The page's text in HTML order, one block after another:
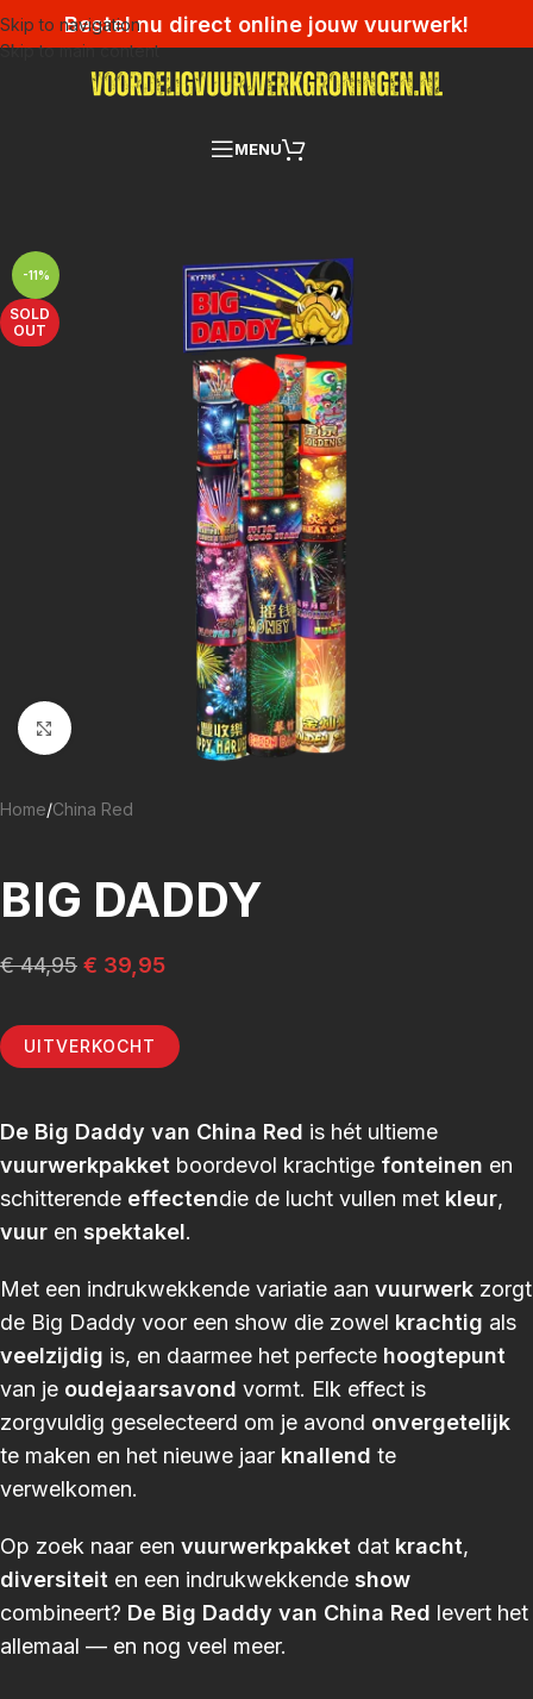
Skip to navigation
Skip to main content
Bestel nu direct online jouw vuurwerk!
MENU
-11%
SOLD
OUT
Klik om te vergroten
Home/China Red
BIG DADDY
€44,95 € 39,95
UITVERKOCHT
De Big Daddy van China Red is hét ultieme
vuurwerkpakket boordevol krachtige fonteinen en
schitterende effectendie de lucht vullen met kleur,
vuur en spektakel.
Met een indrukwekkende variatie aan vuurwerk zorgt
de Big Daddy voor een show die zowel krachtig als
veelzijdig is, en daarmee het perfecte hoogtepunt
van je oudejaarsavond vormt. Elk effect is
zorgvuldig geselecteerd om je avond onvergetelijk
te maken en het nieuwe jaar knallend te
verwelkomen.
Op zoek naar een vuurwerkpakket dat kracht,
diversiteit en een indrukwekkende show
combineert? De Big Daddy van China Red levert het
allemaal — en nog veel meer.